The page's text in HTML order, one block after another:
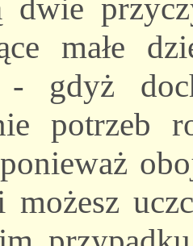
dwie
małe
- gdyż
możesz